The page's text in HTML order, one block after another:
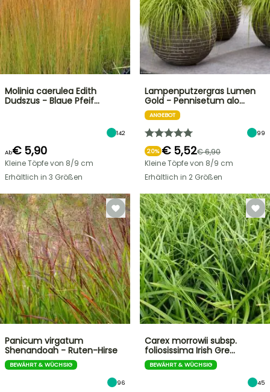
Molinia caerulea Edith
Dudszus - Blaue Pfeif…
142
Ab€ 5,90
Kleine Töpfe von 8/9 cm
Erhältlich in 3 Größen
Lampenputzergras Lumen
Gold - Pennisetum alo…
ANGEBOT
99
20% € 5,52€ 6,90
Kleine Töpfe von 8/9 cm
Erhältlich in 2 Größen
Panicum virgatum
Shenandoah - Ruten-Hirse
BEWÄHRT & WÜCHSIG
96
Carex morrowii subsp.
foliosissima Irish Gre…
BEWÄHRT & WÜCHSIG
45